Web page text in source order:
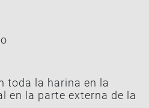
toda la harina en la
en la parte externa de la